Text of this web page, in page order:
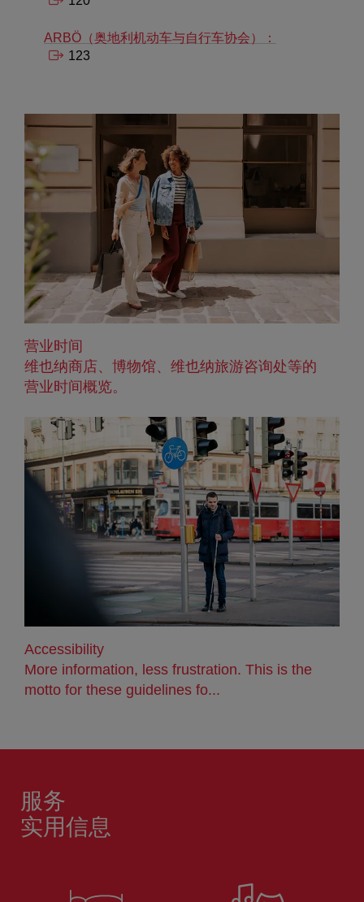
ARBÖ（奥地利机动车与自行车协会）：
123
营业时间
维也纳商店、博物馆、维也纳旅游咨询处等的
营业时间概览。
Accessibility
More information, less frustration. This is the
motto for these guidelines fo...
服务
实用信息